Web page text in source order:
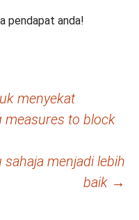
pendapat anda!
menyekat
measures to block
menjadi lebih
baik →